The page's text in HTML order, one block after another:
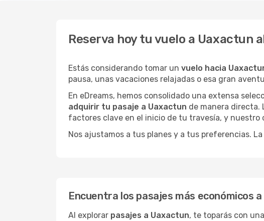
Reserva hoy tu vuelo a Uaxactun
Estás considerando tomar un vuelo hacia
pausa, unas vacaciones relajadas o esa gran
En eDreams, hemos consolidado una extensa
adquirir tu pasaje a Uaxactun de manera directa.
factores clave en el inicio de tu travesía, y nuestro
Nos ajustamos a tus planes y a tus preferencias.
Encuentra los pasajes más económicos
Al explorar pasajes a Uaxactun, te toparás con